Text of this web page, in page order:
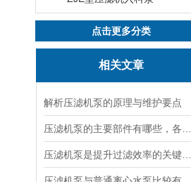
点击更多分类
相关文章
解析压滤机泵的原理与维护要点